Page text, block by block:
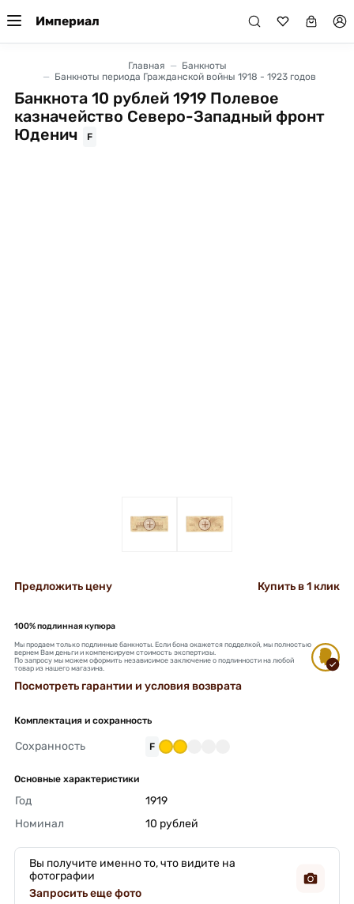
Империал
Главная
Банкноты
Банкноты периода Гражданской войны 1918 - 1923 годов
Банкнота 10 рублей 1919 Полевое
казначейство Северо-Западный фронт
Юденич
F
+ +
Предложить цену Купить в 1 клик
100% подлинная купюра
Мы продаем только подлинные банкноты. Если бона окажется подделкой, мы полностью
вернем Вам деньги и компенсируем стоимость экспертизы.
По запросу мы можем оформить независимое заключение о подлинности на любой
товар из нашего магазина.
Посмотреть гарантии и условия возврата
Комплектация и сохранность
Сохранность F
Основные характеристики
Год
1919
Номинал
10 рублей
Вы получите именно то, что видите на
фотографии
Запросить еще фото